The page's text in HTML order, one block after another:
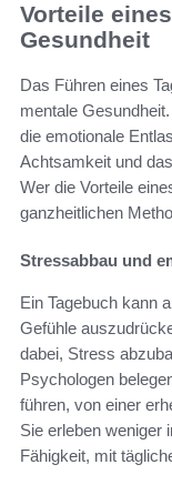
Vorteile
Gesundheit
Das Führen eines
mentale
die emotionale
Achtsamkeit und
Wer die Vorteile
ganzheitlichen
Stressabbau und
Ein Tagebuch kann
Gefühle
dabei, Stress
Psychologen
führen, von einer
Sie erleben weniger
Fähigkeit, mit